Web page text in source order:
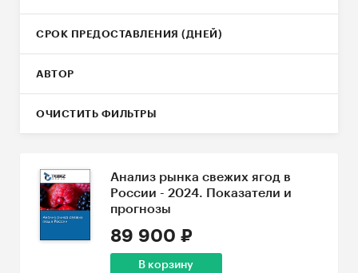
СРОК ПРЕДОСТАВЛЕНИЯ (ДНЕЙ)
АВТОР
ОЧИСТИТЬ ФИЛЬТРЫ
Анализ рынка свежих ягод в
России - 2024. Показатели и
прогнозы
89 900 ₽
В корзину